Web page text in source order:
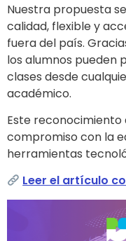
Nuestra propuesta
calidad, flexible y
fuera del país.
los alumnos pueden
clases desde
académico.
Este reconocimiento
compromiso con la
herramientas
Leer el artículo